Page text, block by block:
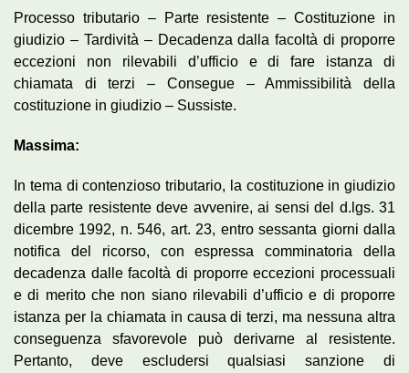
Processo tributario – Parte resistente – Costituzione in
giudizio – Tardività – Decadenza dalla facoltà di proporre
eccezioni non rilevabili d’ufficio e di fare istanza di
chiamata di terzi – Consegue – Ammissibilità della
costituzione in giudizio – Sussiste.
Massima:
In tema di contenzioso tributario, la costituzione in giudizio
della parte resistente deve avvenire, ai sensi del d.lgs. 31
dicembre 1992, n. 546, art. 23, entro sessanta giorni dalla
notifica del ricorso, con espressa comminatoria della
decadenza dalle facoltà di proporre eccezioni processuali
e di merito che non siano rilevabili d’ufficio e di proporre
istanza per la chiamata in causa di terzi, ma nessuna altra
conseguenza sfavorevole può derivarne al resistente.
Pertanto, deve escludersi qualsiasi sanzione di